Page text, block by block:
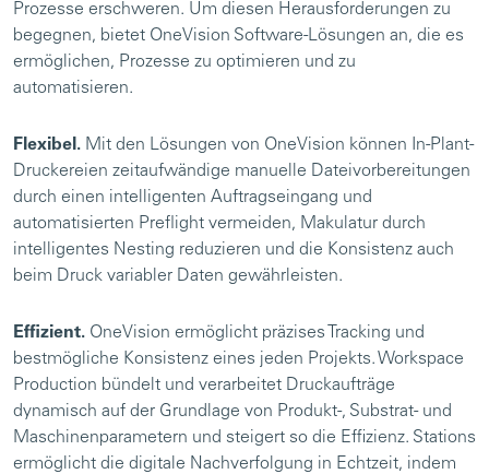
Prozesse erschweren. Um diesen Herausforderungen zu
begegnen, bietet OneVision Software-Lösungen an, die es
ermöglichen, Prozesse zu optimieren und zu
automatisieren.
Flexibel. Mit den Lösungen von OneVision können In-Plant-
Druckereien zeitaufwändige manuelle Dateivorbereitungen
durch einen intelligenten Auftragseingang und
automatisierten Preflight vermeiden, Makulatur durch
intelligentes Nesting reduzieren und die Konsistenz auch
beim Druck variabler Daten gewährleisten.
Effizient. OneVision ermöglicht präzises Tracking und
bestmögliche Konsistenz eines jeden Projekts. Workspace
Production bündelt und verarbeitet Druckaufträge
dynamisch auf der Grundlage von Produkt-, Substrat- und
Maschinenparametern und steigert so die Effizienz. Stations
ermöglicht die digitale Nachverfolgung in Echtzeit, indem